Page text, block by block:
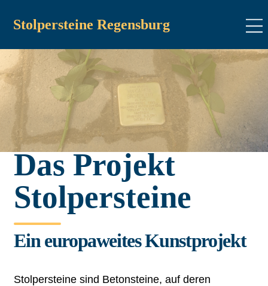
Stolpersteine Regensburg
Das Projekt
Stolpersteine
Ein europaweites Kunstprojekt
Stolpersteine sind Betonsteine, auf deren